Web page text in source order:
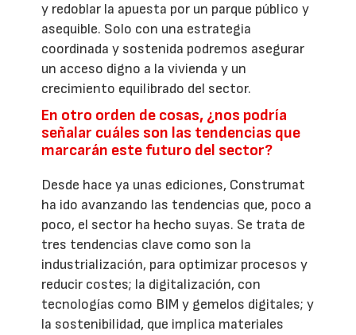
y redoblar la apuesta por un parque público y
asequible. Solo con una estrategia
coordinada y sostenida podremos asegurar
un acceso digno a la vivienda y un
crecimiento equilibrado del sector.
En otro orden de cosas, ¿nos podría
señalar cuáles son las tendencias que
marcarán este futuro del sector?
Desde hace ya unas ediciones, Construmat
ha ido avanzando las tendencias que, poco a
poco, el sector ha hecho suyas. Se trata de
tres tendencias clave como son la
industrialización, para optimizar procesos y
reducir costes; la digitalización, con
tecnologías como BIM y gemelos digitales; y
la sostenibilidad, que implica materiales